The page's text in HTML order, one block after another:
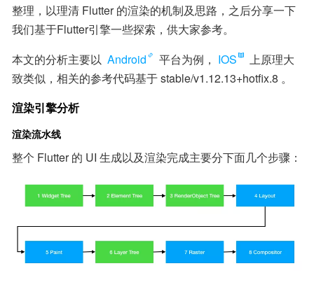
整理，以理清 Flutter 的渲染的机制及思路，之后分享一下
我们基于Flutter引擎一些探索，供大家参考。
本文的分析主要以 Android 平台为例， IOS
上原理大
致类似，相关的参考代码基于 stable/v1.12.13+hotfix.8 。
渲染引擎分析
渲染流水线
整个 Flutter 的 UI 生成以及渲染完成主要分下面几个步骤：